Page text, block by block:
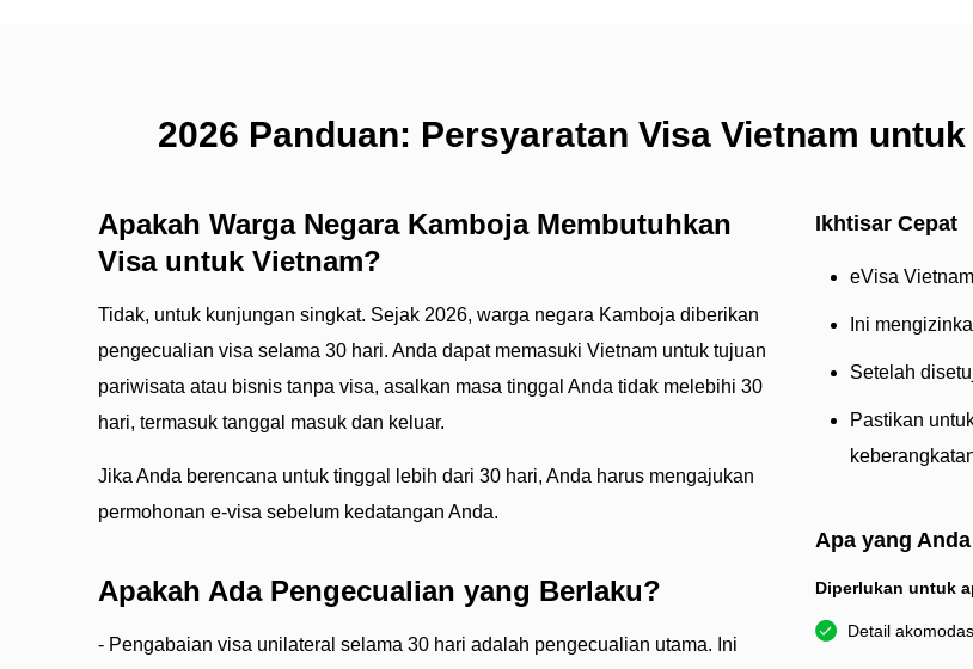
2026 Panduan: Persyaratan Visa Vietnam
Apakah Warga Negara Kamboja Membutuhkan
Visa untuk Vietnam?
Tidak, untuk kunjungan singkat. Sejak 2026, warga negara Kamboja diberikan
pengecualian visa selama 30 hari. Anda dapat memasuki Vietnam untuk tujuan
pariwisata atau bisnis tanpa visa, asalkan masa tinggal Anda tidak melebihi 30
hari, termasuk tanggal masuk dan keluar.
Jika Anda berencana untuk tinggal lebih dari 30 hari, Anda harus mengajukan
permohonan e-visa sebelum kedatangan Anda.
Apakah Ada Pengecualian yang Berlaku?
- Pengabaian visa unilateral selama 30 hari adalah pengecualian utama. Ini
Ikhtisar Cepat
eVisa
Ini
Setelah
Pastikan
Apa yang
Diperlukan untuk
Detail